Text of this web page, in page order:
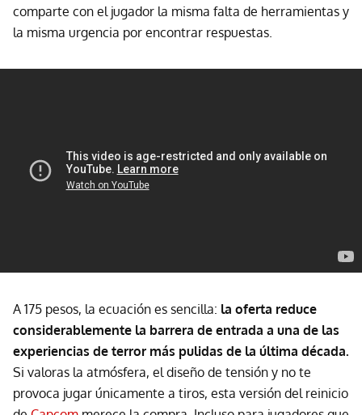
comparte con el jugador la misma falta de herramientas y
la misma urgencia por encontrar respuestas.
A 175 pesos, la ecuación es sencilla: la oferta reduce
considerablemente la barrera de entrada a una de las
experiencias de terror más pulidas de la última década.
Si valoras la atmósfera, el diseño de tensión y no te
provoca jugar únicamente a tiros, esta versión del reinicio